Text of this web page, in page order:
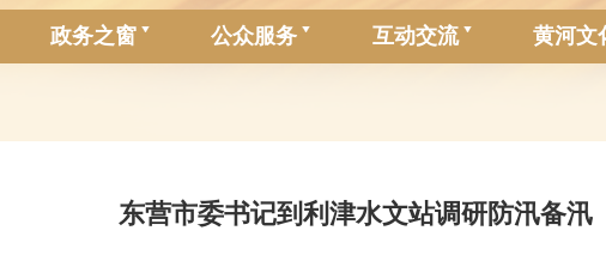
政务之窗 公众服务 互动交流 黄河文
东营市委书记到利津水文站调研防汛备汛